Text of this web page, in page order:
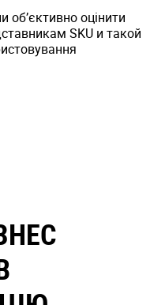
об’єктивно оцінити
SKU и такой